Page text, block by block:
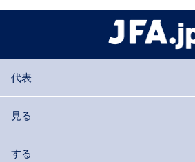
代表
見る
する